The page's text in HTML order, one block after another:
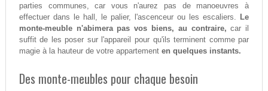
parties communes, car vous n'aurez pas de manoeuvres à
effectuer dans le hall, le palier, l'ascenceur ou les escaliers. Le
monte-meuble n'abimera pas vos biens, au contraire, car il
suffit de les poser sur l'appareil pour qu'ils terminent comme par
magie à la hauteur de votre appartement en quelques instants.
Des monte-meubles pour chaque besoin